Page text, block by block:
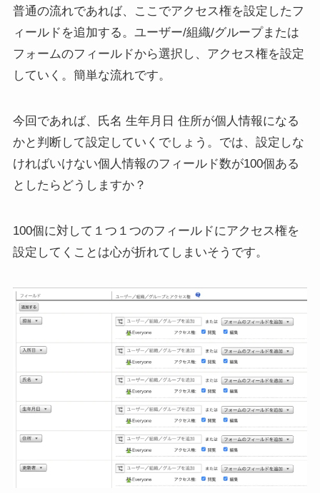
普通の流れであれば、ここでアクセス権を設定したフ
ィールドを追加する。ユーザー/組織/グループまたは
フォームのフィールドから選択し、アクセス権を設定
していく。簡単な流れです。
今回であれば、氏名 生年月日 住所が個人情報になる
かと判断して設定していくでしょう。では、設定しな
ければいけない個人情報のフィールド数が100個ある
としたらどうしますか？
100個に対して１つ１つのフィールドにアクセス権を
設定してくことは心が折れてしまいそうです。